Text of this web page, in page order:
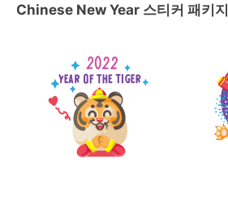
Chinese New Year 스티커 패키지